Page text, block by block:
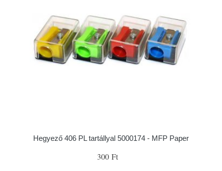
Hegyező 406 PL tartállyal 5000174 - MFP Paper
300 Ft